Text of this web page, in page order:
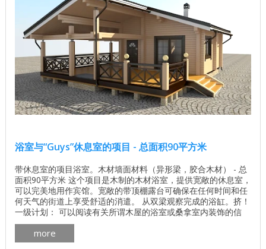
浴室与“Guys”休息室的项目 - 总面积90平方米
带休息室的项目浴室。木材墙面材料（异形梁，胶合木材） - 总
面积90平方米 这个项目是木制的木材浴室，提供宽敞的休息室，
可以完美地用作宾馆。宽敞的带顶棚露台可确保在任何时间和任
何天气的街道上享受舒适的消遣。 从双梁观察完成的浴缸。挤！
一级计划： 可以阅读有关所谓木屋的浴室或桑拿室内装饰的信
息。要 进一步 ...
more